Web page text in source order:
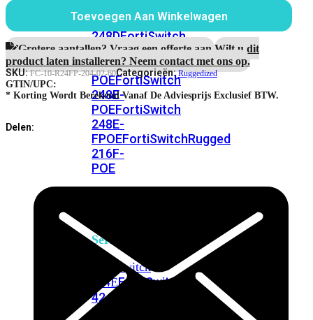
FPOEFortiSwitch
248DFortiSwitch
224EFortiswitch
224E-
POEFortiSwitch
248E-
POEFortiSwitch
248E-
FPOEFortiSwitchRugged
216F-
POE
Series
FortiSwitch
424EFortiSwitch
424E-
POE
5
Jaar
Upgrade
FortiCare
Premium
to
Elite
aantal
Toevoegen Aan Winkelwagen
Grotere aantallen? Vraag een offerte aan.Wilt u dit
product laten installeren? Neem contact met ons op.
SKU:FC-10-R24FP-204-02-60Categorieën:Ruggedized
GTIN/UPC:
* Korting Wordt Berekend Vanaf De Adviesprijs Exclusief BTW.
Delen: